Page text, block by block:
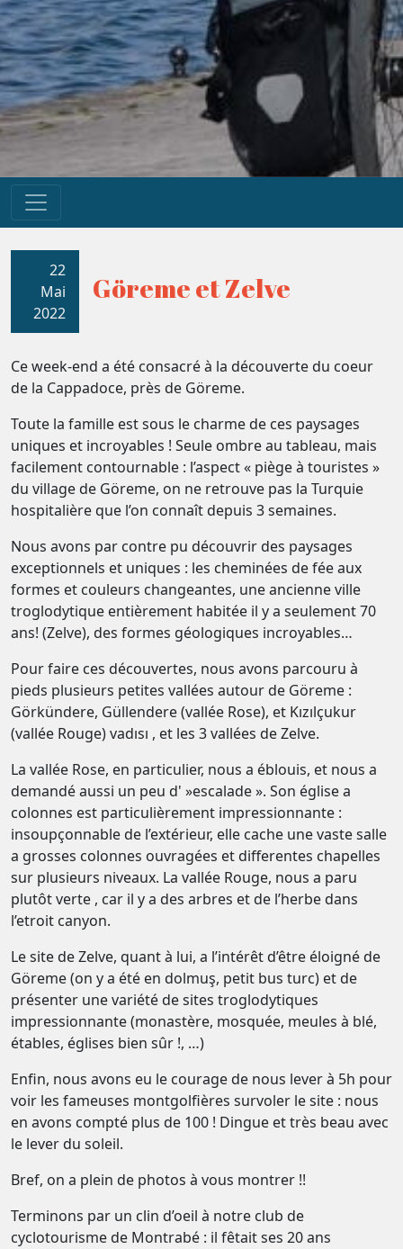
22
Mai
2022
Göreme et Zelve
Ce week-end a été consacré à la découverte du coeur
de la Cappadoce, près de Göreme.
Toute la famille est sous le charme de ces paysages
uniques et incroyables ! Seule ombre au tableau, mais
facilement contournable : l’aspect « piège à touristes »
du village de Göreme, on ne retrouve pas la Turquie
hospitalière que l’on connaît depuis 3 semaines.
Nous avons par contre pu découvrir des paysages
exceptionnels et uniques : les cheminées de fée aux
formes et couleurs changeantes, une ancienne ville
troglodytique entièrement habitée il y a seulement 70
ans! (Zelve), des formes géologiques incroyables…
Pour faire ces découvertes, nous avons parcouru à
pieds plusieurs petites vallées autour de Göreme :
Görkündere, Güllendere (vallée Rose), et Kızılçukur
(vallée Rouge) vadısı , et les 3 vallées de Zelve.
La vallée Rose, en particulier, nous a éblouis, et nous a
demandé aussi un peu d' »escalade ». Son église a
colonnes est particulièrement impressionnante :
insoupçonnable de l’extérieur, elle cache une vaste salle
a grosses colonnes ouvragées et differentes chapelles
sur plusieurs niveaux. La vallée Rouge, nous a paru
plutôt verte , car il y a des arbres et de l’herbe dans
l’etroit canyon.
Le site de Zelve, quant à lui, a l’intérêt d’être éloigné de
Göreme (on y a été en dolmuş, petit bus turc) et de
présenter une variété de sites troglodytiques
impressionnante (monastère, mosquée, meules à blé,
étables, églises bien sûr !, …)
Enfin, nous avons eu le courage de nous lever à 5h pour
voir les fameuses montgolfières survoler le site : nous
en avons compté plus de 100 ! Dingue et très beau avec
le lever du soleil.
Bref, on a plein de photos à vous montrer !!
Terminons par un clin d’oeil à notre club de
cyclotourisme de Montrabé : il fêtait ses 20 ans